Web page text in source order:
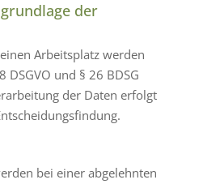
der
Arbeitsplatz werden
DSGVO und § 26 BDSG
der Daten erfolgt
bei einer abgelehnten